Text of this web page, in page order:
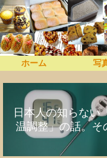
ホーム 写
日本人の知らない
温調整」の話。そ